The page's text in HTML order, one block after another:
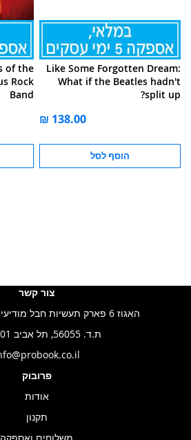
Like Some Forgotten Dream:
What if the Beatles hadn't
split up?
הוסף לסל
of the
Rock
Band
צור קשר
האגוז 6 פארק תעשיות חבל מודיעין (בתאום מראש)
ת.ד. 56055, תל אביב 6156001
פרובוק
אודות
תקנון